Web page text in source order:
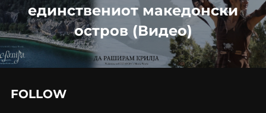
единствениот македонски
остров (Видео)
FOLLOW